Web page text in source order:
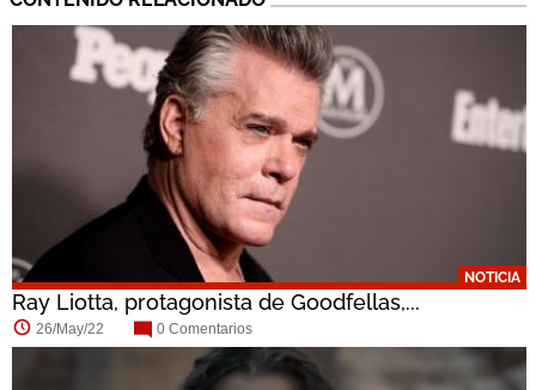
NOTICIA
Ray Liotta, protagonista de Goodfellas,...
26/May/22 0 Comentarios